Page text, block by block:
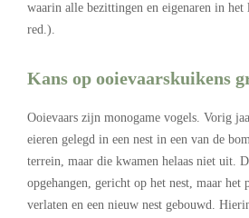
waarin alle bezittingen en eigenaren in het
red.).
Kans op ooievaarskuikens
Ooievaars zijn monogame vogels. Vorig
eieren gelegd in een nest in een van de
terrein, maar die kwamen helaas niet uit.
opgehangen, gericht op het nest, maar het
verlaten en een nieuw nest gebouwd.